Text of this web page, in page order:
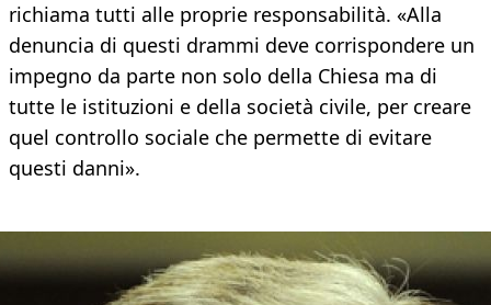
richiama tutti alle proprie responsabilità. «Alla
denuncia di questi drammi deve corrispondere un
impegno da parte non solo della Chiesa ma di
tutte le istituzioni e della società civile, per creare
quel controllo sociale che permette di evitare
questi danni».